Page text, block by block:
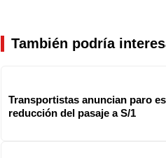
También podría
Transportistas anuncian paro
reducción del pasaje a S/1